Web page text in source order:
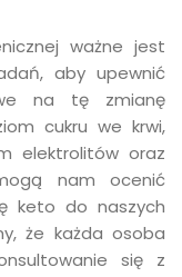
ważne jest
aby upewnić
na tę zmianę
cukru we krwi,
elektrolitów oraz
nam ocenić
keto do naszych
że każda osoba
się z